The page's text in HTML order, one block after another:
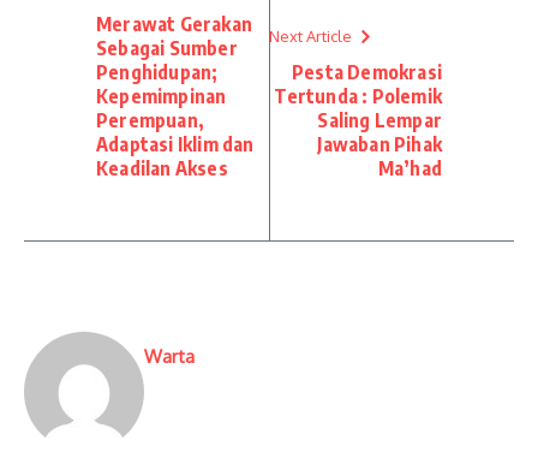
Merawat Gerakan
Sebagai Sumber
Penghidupan;
Kepemimpinan
Perempuan,
Adaptasi Iklim dan
Keadilan Akses
Next Article
Pesta Demokrasi
Tertunda : Polemik
Saling Lempar
Jawaban Pihak
Ma’had
Warta